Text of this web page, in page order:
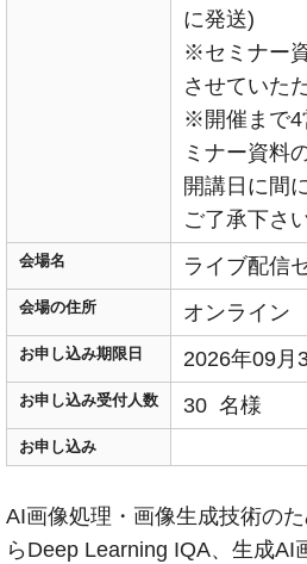
に発送)
※セミナー
させていた
※開催まで4
ミナー資料
開講日に間
ご了承下さ
会場名 ライブ配信
会場の住所 オンライン
お申し込み期限日 2026年09月
お申し込み受付人数 30 名様
お申し込み
AI画像処理・画像生成技術の
らDeep Learning IQA、生成